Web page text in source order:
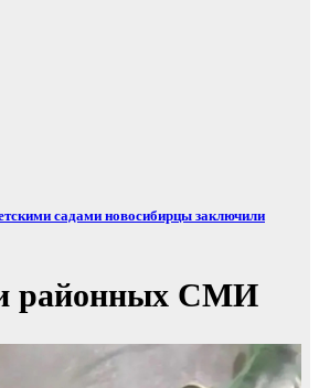
садами новосибирцы заключили